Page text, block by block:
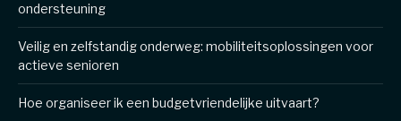
ondersteuning
Veilig en zelfstandig onderweg: mobiliteitsoplossingen voor
actieve senioren
Hoe organiseer ik een budgetvriendelijke uitvaart?